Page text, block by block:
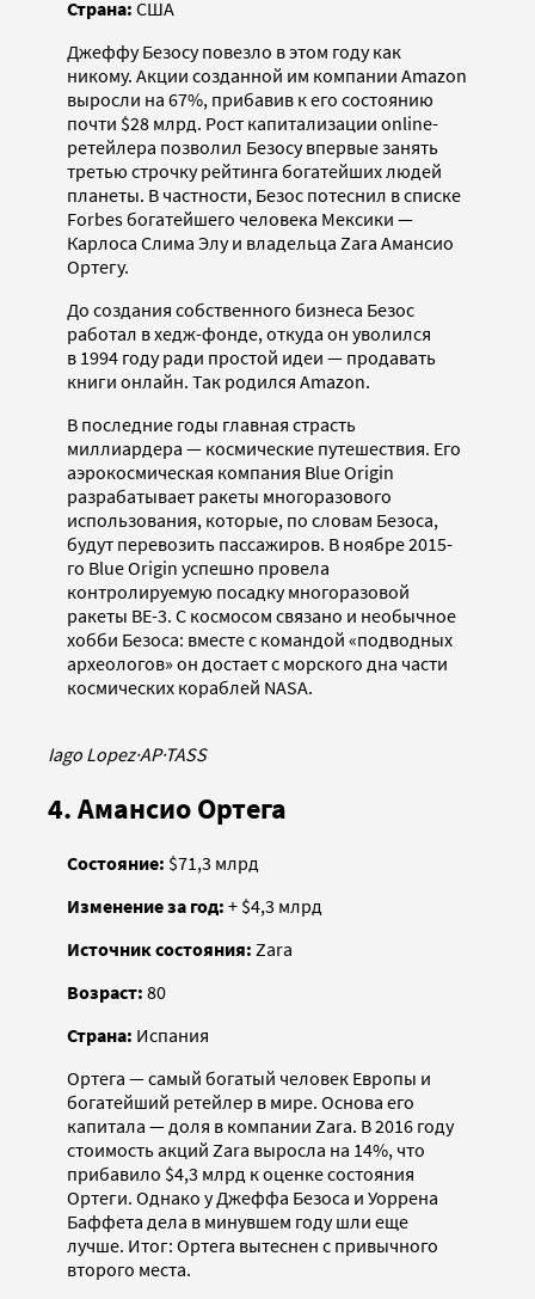
Страна: США
Джеффу Безосу повезло в этом году как
никому. Акции созданной им компании Amazon
выросли на 67%, прибавив к его состоянию
почти $28 млрд. Рост капитализации online-
ретейлера позволил Безосу впервые занять
третью строчку рейтинга богатейших людей
планеты. В частности, Безос потеснил в списке
Forbes богатейшего человека Мексики —
Карлоса Слима Элу и владельца Zara Амансио
Ортегу.
До создания собственного бизнеса Безос
работал в хедж-фонде, откуда он уволился
в 1994 году ради простой идеи — продавать
книги онлайн. Так родился Amazon.
В последние годы главная страсть
миллиардера — космические путешествия. Его
аэрокосмическая компания Blue Origin
разрабатывает ракеты многоразового
использования, которые, по словам Безоса,
будут перевозить пассажиров. В ноябре 2015-
го Blue Origin успешно провела
контролируемую посадку многоразовой
ракеты BE-3. С космосом связано и необычное
хобби Безоса: вместе с командой «подводных
археологов» он достает с морского дна части
космических кораблей NASA.
Iago Lopez·AP·TASS
4. Амансио Ортега
Состояние: $71,3 млрд
Изменение за год: + $4,3 млрд
Источник состояния: Zara
Возраст: 80
Страна: Испания
Ортега — самый богатый человек Европы и
богатейший ретейлер в мире. Основа его
капитала — доля в компании Zara. В 2016 году
стоимость акций Zara выросла на 14%, что
прибавило $4,3 млрд к оценке состояния
Ортеги. Однако у Джеффа Безоса и Уоррена
Баффета дела в минувшем году шли еще
лучше. Итог: Ортега вытеснен с привычного
второго места.